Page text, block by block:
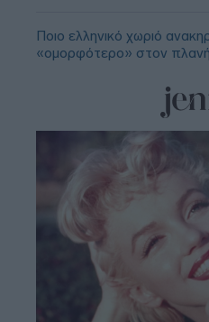
Ποιο ελληνικό χωριό
«ομορφότερο» στον